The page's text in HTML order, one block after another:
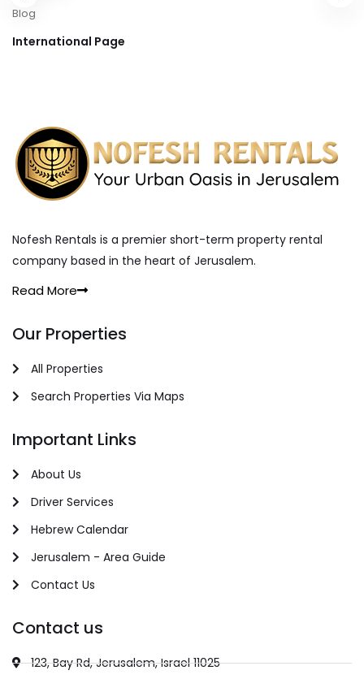
Blog
International Page
Nofesh Rentals is a premier short-term property rental
company based in the heart of Jerusalem.
Read More
Our Properties
All Properties
Search Properties Via Maps
Important Links
About Us
Driver Services
Hebrew Calendar
Jerusalem - Area Guide
Contact Us
Contact us
123, Bay Rd, Jerusalem, Israel 11025